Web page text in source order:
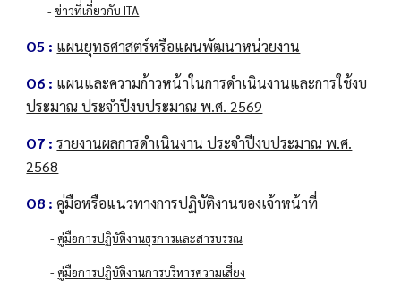
-ข่าวที่เกี่ยวกับ ITA
O5 : แผนยุทธศาสตร์หรือแผนพัฒนาหน่วยงาน
O6 : แผนและความก้าวหน้าในการดำเนินงานและการใช้งบ
ประมาณ ประจำปีงบประมาณ พ.ศ. 2569
O7 : รายงานผลการดำเนินงาน ประจำปีงบประมาณ พ.ศ.
2568
O8 : คู่มือหรือแนวทางการปฏิบัติงานของเจ้าหน้าที่
- คู่มือการปฏิบัติงานธุรการและสารบรรณ
- คู่มือการปฏิบัติงานการบริหารความเสี่ยง